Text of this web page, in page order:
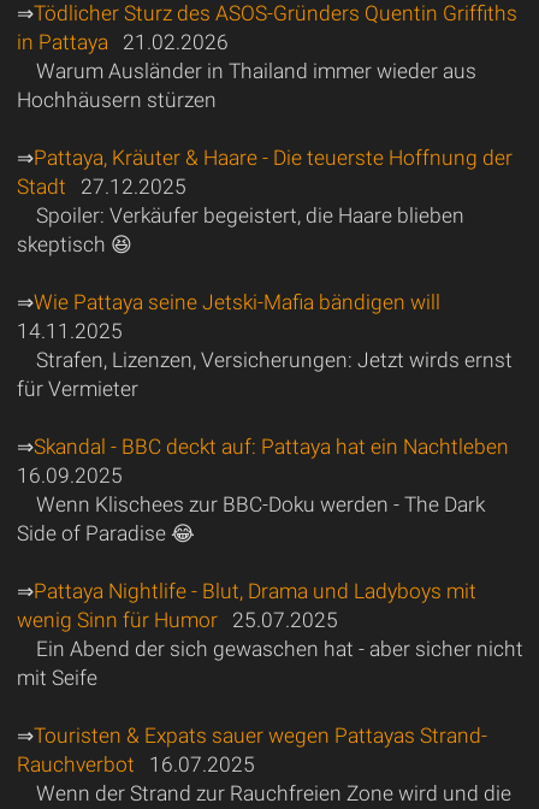
⇒Tödlicher Sturz des ASOS-Gründers Quentin Griffiths
in Pattaya 21.02.2026
Warum Ausländer in Thailand immer wieder aus
Hochhäusern stürzen
⇒Pattaya, Kräuter & Haare - Die teuerste Hoffnung der
Stadt 27.12.2025
Spoiler: Verkäufer begeistert, die Haare blieben
skeptisch 😆
⇒Wie Pattaya seine Jetski-Mafia bändigen will
14.11.2025
Strafen, Lizenzen, Versicherungen: Jetzt wirds ernst
für Vermieter
⇒Skandal - BBC deckt auf: Pattaya hat ein Nachtleben
16.09.2025
Wenn Klischees zur BBC-Doku werden - The Dark
Side of Paradise 😂
⇒Pattaya Nightlife - Blut, Drama und Ladyboys mit
wenig Sinn für Humor25.07.2025
Ein Abend der sich gewaschen hat - aber sicher nicht
mit Seife
⇒Touristen & Expats sauer wegen Pattayas Strand-
Rauchverbot 16.07.2025
Wenn der Strand zur Rauchfreien Zone wird und die